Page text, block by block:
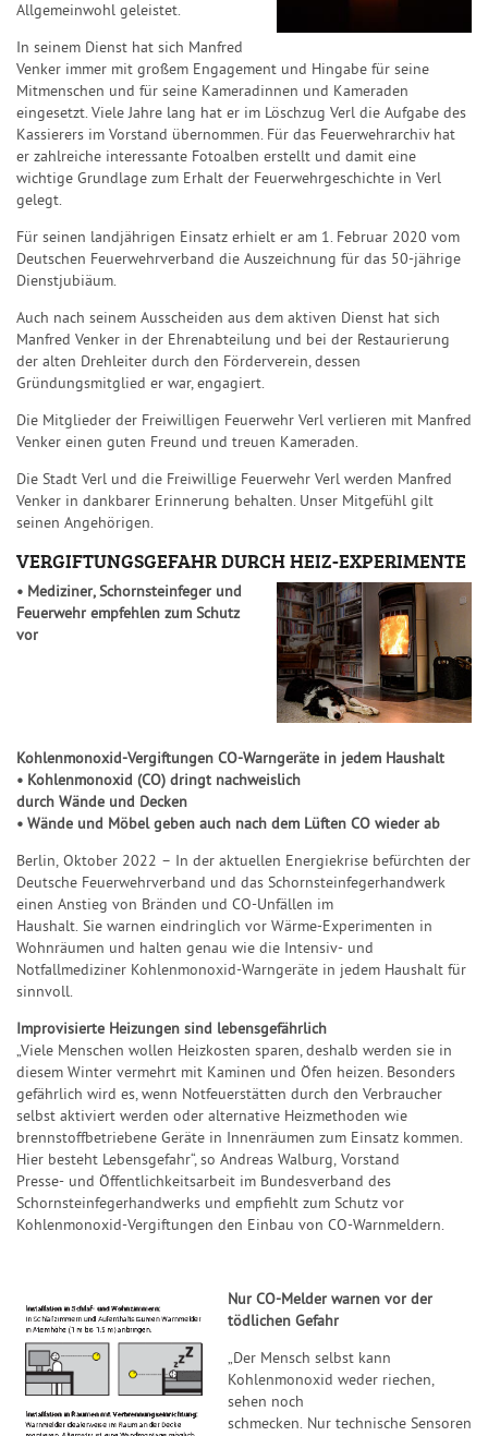
Allgemeinwohl geleistet.
In seinem Dienst hat sich Manfred
Venker immer mit großem Engagement und Hingabe für seine
Mitmenschen und für seine Kameradinnen und Kameraden
eingesetzt. Viele Jahre lang hat er im Löschzug Verl die Aufgabe des
Kassierers im Vorstand übernommen. Für das Feuerwehrarchiv hat
er zahlreiche interessante Fotoalben erstellt und damit eine
wichtige Grundlage zum Erhalt der Feuerwehrgeschichte in Verl
gelegt.
Für seinen landjährigen Einsatz erhielt er am 1. Februar 2020 vom
Deutschen Feuerwehrverband die Auszeichnung für das 50-jährige
Dienstjubiäum.
Auch nach seinem Ausscheiden aus dem aktiven Dienst hat sich
Manfred Venker in der Ehrenabteilung und bei der Restaurierung
der alten Drehleiter durch den Förderverein, dessen
Gründungsmitglied er war, engagiert.
Die Mitglieder der Freiwilligen Feuerwehr Verl verlieren mit Manfred
Venker einen guten Freund und treuen Kameraden.
Die Stadt Verl und die Freiwillige Feuerwehr Verl werden Manfred
Venker in dankbarer Erinnerung behalten. Unser Mitgefühl gilt
seinen Angehörigen.
VERGIFTUNGSGEFAHR DURCH HEIZ-EXPERIMENTE
• Mediziner, Schornsteinfeger und
Feuerwehr empfehlen zum Schutz
vor
Kohlenmonoxid-Vergiftungen CO-Warngeräte in jedem Haushalt
• Kohlenmonoxid (CO) dringt nachweislich
durch Wände und Decken
• Wände und Möbel geben auch nach dem Lüften CO wieder ab
Berlin, Oktober 2022 – In der aktuellen Energiekrise befürchten der
Deutsche Feuerwehrverband und das Schornsteinfegerhandwerk
einen Anstieg von Bränden und CO-Unfällen im
Haushalt. Sie warnen eindringlich vor Wärme-Experimenten in
Wohnräumen und halten genau wie die Intensiv- und
Notfallmediziner Kohlenmonoxid-Warngeräte in jedem Haushalt für
sinnvoll.
Improvisierte Heizungen sind lebensgefährlich
„Viele Menschen wollen Heizkosten sparen, deshalb werden sie in
diesem Winter vermehrt mit Kaminen und Öfen heizen. Besonders
gefährlich wird es,wenn Notfeuerstätten durch den Verbraucher
selbst aktiviert werden oder alternative Heizmethoden wie
brennstoffbetriebene Geräte in Innenräumen zum Einsatz kommen.
Hier besteht Lebensgefahr“, so Andreas Walburg, Vorstand
Presse- und Öffentlichkeitsarbeit im Bundesverband des
Schornsteinfegerhandwerks und empfiehlt zum Schutz vor
Kohlenmonoxid-Vergiftungen den Einbau von CO-Warnmeldern.
Nur CO-Melder warnen vor der
tödlichen Gefahr
„Der Mensch selbst kann
Kohlenmonoxid weder riechen,
sehen noch
schmecken. Nur technische Sensoren